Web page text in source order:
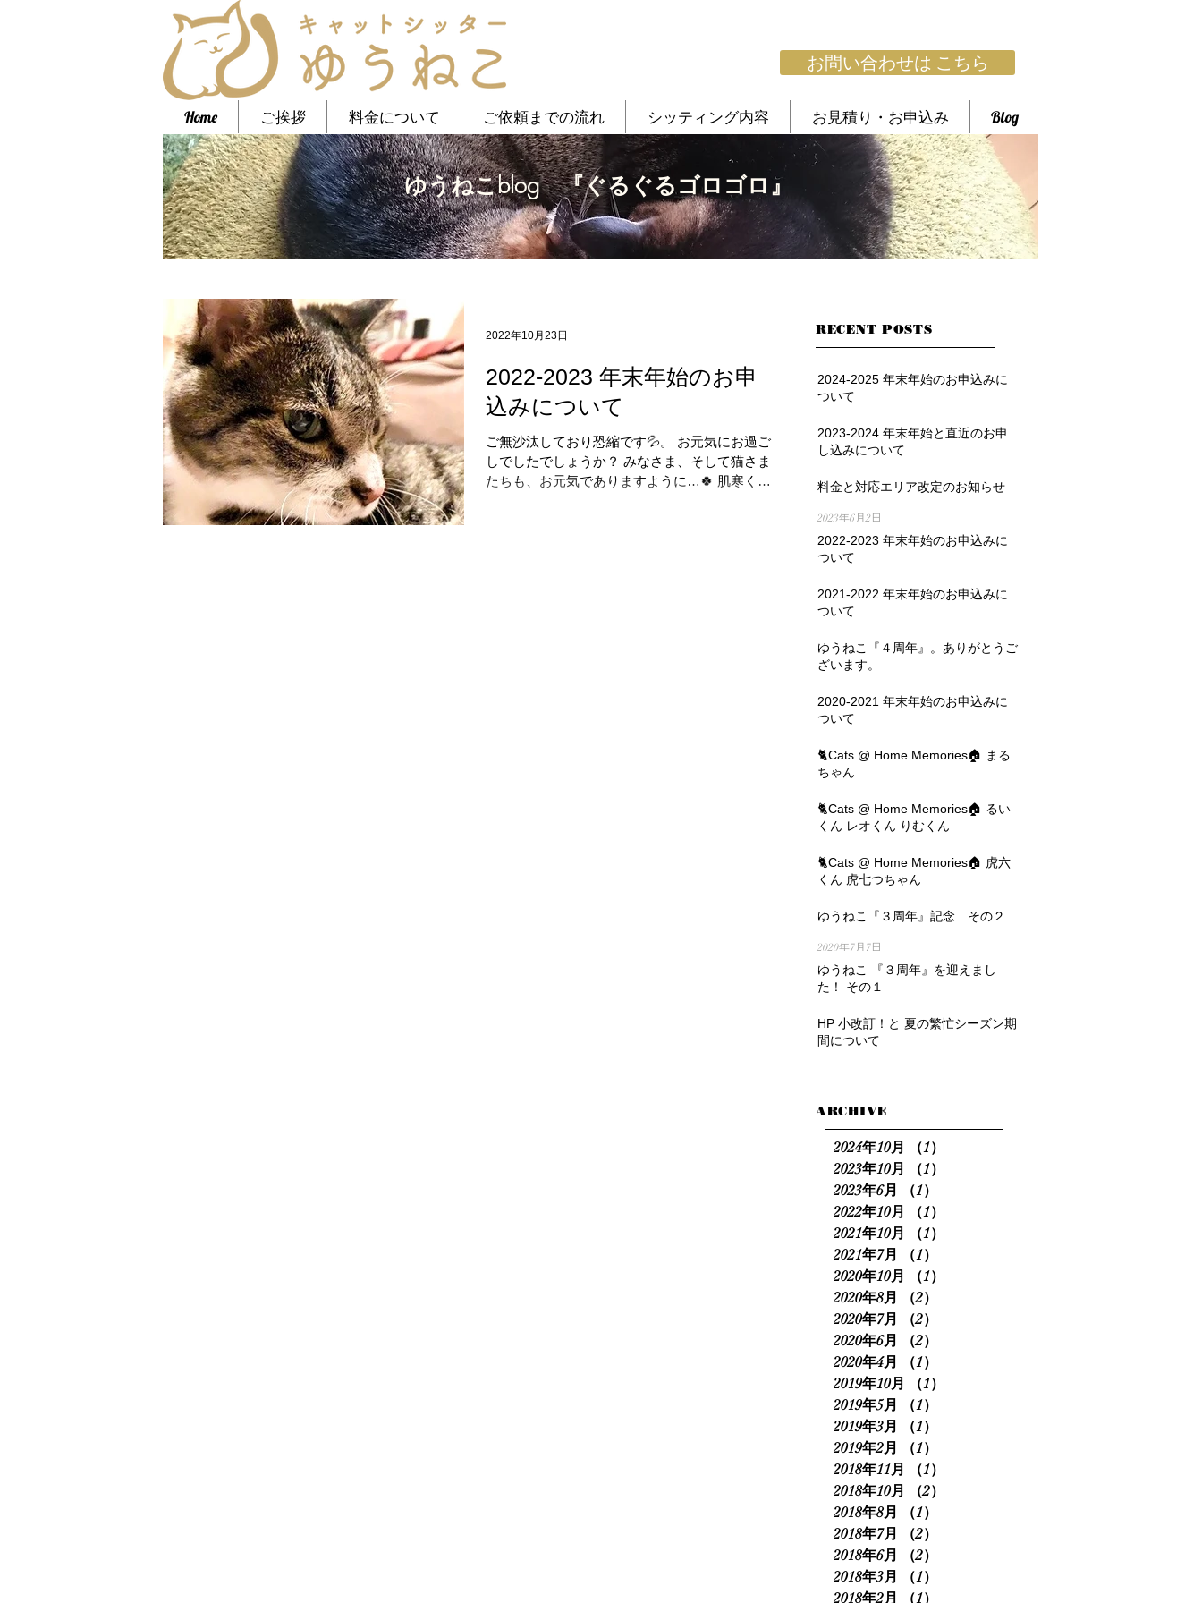
お問い合わせは こちら
Home ご挨拶 料金について ご依頼までの流れ シッティング内容 お見積り・お申込み Blog
ゆうねこblog 『ぐるぐるゴロゴロ』
2022-2023 年末年始のお申
込みについて
ご無沙汰しており恐縮です💦。 お元気にお過ご
しでしたでしょうか？ みなさま、そして猫さま
たちも、お元気でありますように…🍀 肌寒くな
2022年10月23日 RECENT POSTS
2024-2025 年末年始のお申込みに
ついて
2024年10月6日
2023-2024 年末年始と直近のお申
し込みについて
2023年10月13日
料金と対応エリア改定のお知らせ
2023年6月2日
2022-2023 年末年始のお申込みに
ついて
2022年10月23日
2021-2022 年末年始のお申込みに
ついて
2021年10月29日
ゆうねこ『４周年』。ありがとうご
ざいます。
2021年7月1日
2020-2021 年末年始のお申込みに
ついて
2020年10月28日
🐈Cats @ Home Memories🏠 まる
ちゃん
2020年8月29日
🐈Cats @ Home Memories🏠 るい
くん レオくん りむくん
2020年8月6日
🐈Cats @ Home Memories🏠 虎六
くん 虎七つちゃん
2020年7月23日
ゆうねこ『３周年』記念 その２
2020年7月7日
ゆうねこ 『３周年』を迎えまし
た！ その１
2020年6月30日
HP 小改訂！と 夏の繁忙シーズン期
間について
ARCHIVE
2024年10月 （1）
2023年10月
（1）
2023年6月
（1）
2022年10月
（1）
2021年10月
（1）
2021年7月
（1）
2020年10月
（1）
2020年8月
（2）
2020年7月
（2）
2020年6月
（2）
2020年4月
（1）
2019年10月
（1）
2019年5月
（1）
2019年3月
（1）
2019年2月
（1）
2018年11月
（1）
2018年10月
（2）
2018年8月
（1）
2018年7月
（2）
2018年6月
（2）
2018年3月
（1）
2018年2月
（1）